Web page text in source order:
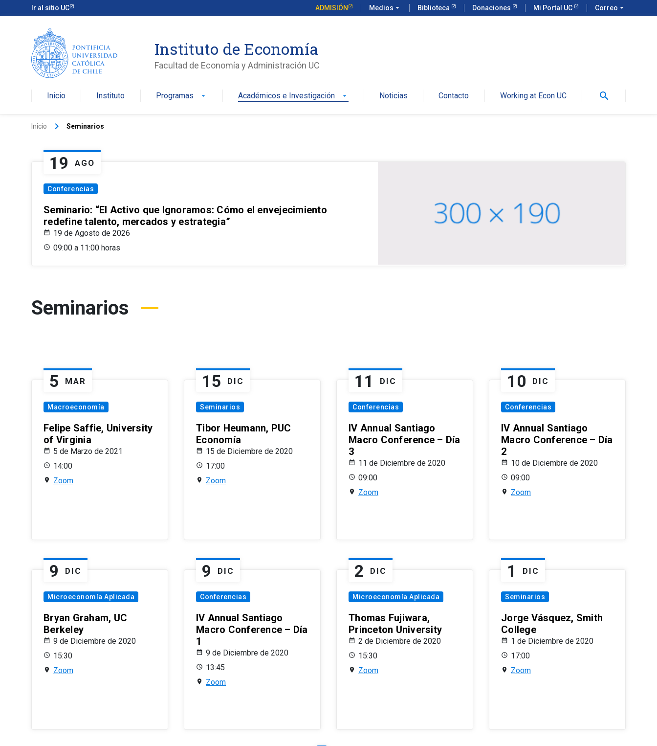
Ir al sitio UC ADMISIÓN Medios arrow_drop_down Biblioteca Donaciones Mi Portal UC Correo arrow_drop_down
Instituto de Economía
Facultad de Economía y Administración UC
Inicio Instituto Programas arrow_drop_down Académicos e Investigación arrow_drop_down Noticias Contacto Working at Econ UC search
Inicio keyboard_arrow_right Seminarios
19 AGO
Conferencias
Seminario: “El Activo que Ignoramos: Cómo el envejecimiento
redefine talento, mercados y estrategia”
19 de Agosto de 2026
09:00 a 11:00 horas
Seminarios
5 MAR
Macroeconomía
Felipe Saffie, University
of Virginia
5 de Marzo de 2021
14:00
Zoom
15 DIC
Seminarios
Tibor Heumann, PUC
Economía
15 de Diciembre de 2020
17:00
Zoom
11 DIC
Conferencias
IV Annual Santiago
Macro Conference – Día
3
11 de Diciembre de 2020
09:00
Zoom
10 DIC
Conferencias
IV Annual Santiago
Macro Conference – Día
2
10 de Diciembre de 2020
09:00
Zoom
9 DIC
Microeconomía Aplicada
Bryan Graham, UC
Berkeley
9 de Diciembre de 2020
15:30
Zoom
9 DIC
Conferencias
IV Annual Santiago
Macro Conference – Día
1
9 de Diciembre de 2020
13:45
Zoom
2 DIC
Microeconomía Aplicada
Thomas Fujiwara,
Princeton University
2 de Diciembre de 2020
15:30
Zoom
1 DIC
Seminarios
Jorge Vásquez, Smith
College
1 de Diciembre de 2020
17:00
Zoom